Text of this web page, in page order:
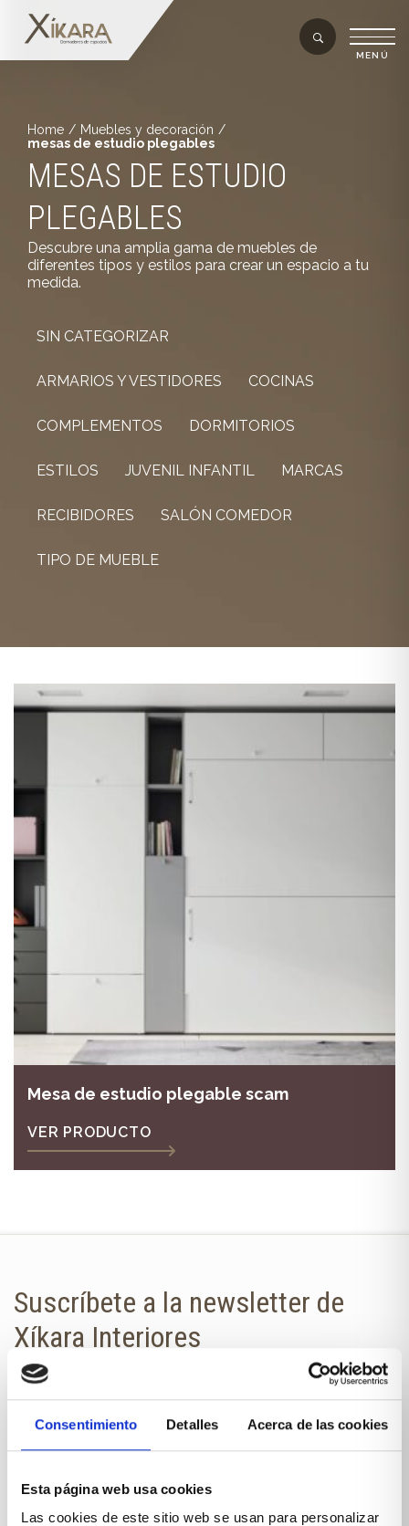
Consentimiento Detalles Acerca de las cookies
Esta página web usa cookies
Las cookies de este sitio web se usan para personalizar
Home / Muebles y decoración /
mesas de estudio plegables
MESAS DE ESTUDIO
PLEGABLES
Descubre una amplia gama de muebles de
diferentes tipos y estilos para crear un espacio a tu
medida.
SIN CATEGORIZAR
ARMARIOS Y VESTIDORES COCINAS
COMPLEMENTOS DORMITORIOS
ESTILOS JUVENIL INFANTIL MARCAS
RECIBIDORES SALÓN COMEDOR
TIPO DE MUEBLE
Mesa de estudio plegable scam
VER PRODUCTO
Suscríbete a la newsletter de
Xíkara Interiores
¿Quieres estar al día de todas las
novedades?
No te pierdas nuestra newsletter en
NOMBRE